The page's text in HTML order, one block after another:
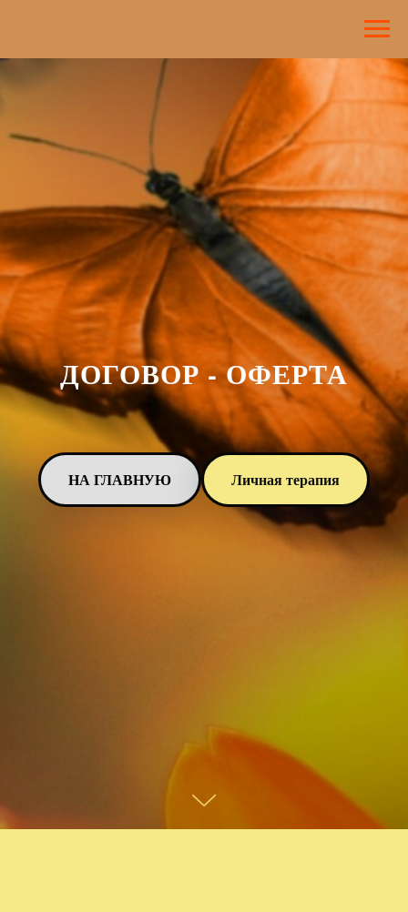
ДОГОВОР - ОФЕРТА
НА ГЛАВНУЮ Личная терапия